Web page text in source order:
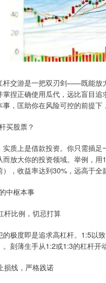
杆交游是一把双刃剑——既能放
掌捏正确使用瓜代，远比盲目
，匡助你在风险可控的前提下
买股票？
实质上是借款投资。你只需插
而放大你的投资领域。举例，
），收益率达到30%，远高于全
中枢本事
杆比例，切忌打算
的极度即是追求高杠杆。1:5以
刻薄生手从1:2或1:3的杠杆开
损线，严格践诺